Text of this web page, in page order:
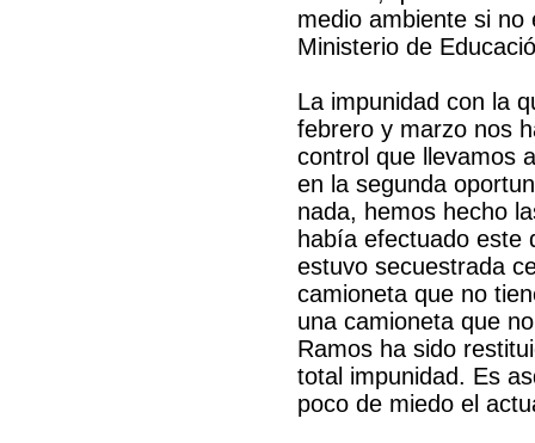
medio ambiente si
Ministerio de
La impunidad con la
febrero y marzo nos
control que llevamos
en la segunda
nada, hemos hecho
había efectuado este
estuvo secuestrada
camioneta que no
una camioneta que
Ramos ha sido
total impunidad. Es
poco de miedo el